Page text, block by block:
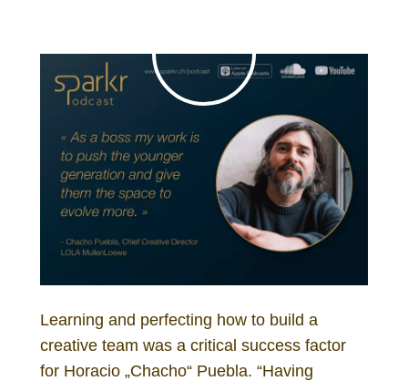
Learning and perfecting how to build a
creative team was a critical success factor
for Horacio „Chacho“ Puebla. “Having